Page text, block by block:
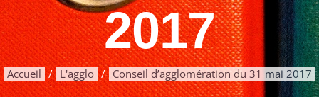
2017
Accueil L'agglo Conseil d’agglomération du 31 mai 2017